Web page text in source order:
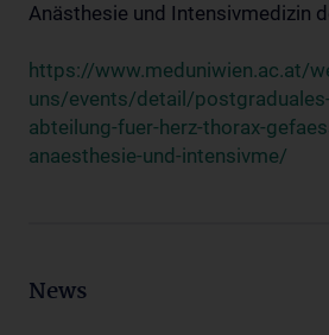
Anästhesie und Intensivmedizin
https://www.meduniwien.ac.at/
uns/events/detail/
abteilung-fuer-herz-thorax-
anaesthesie-und-intensivme/
News